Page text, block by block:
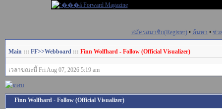
สมัครสมาชิก(Register) • ค้นหา • ช่ว
Main ::: FF>>Webboard ::: Finn Wolfhard - Follow (Official Visualizer)
เวลาขณะนี้ Fri Aug 07, 2026 5:19 am
Finn Wolfhard - Follow (Official Visualizer)